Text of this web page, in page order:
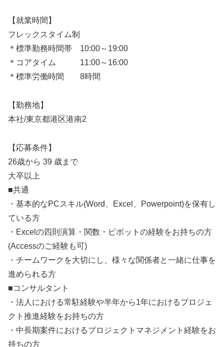
【就業時間】
フレックスタイム制
＊標準勤務時間帯 10:00～19:00
＊コアタイム 11:00～16:00
＊標準労働時間 8時間
【勤務地】
本社/東京都港区港南2
【応募条件】
26歳から 39 歳まで
大卒以上
■共通
・基本的なPCスキル(Word、Excel、Powerpoint)を保有し
ている方
・Excelの四則演算・関数・ピボットの経験をお持ちの方
(Accessのご経験も可)
・チームワークを大切にし、様々な関係者と一緒に仕事を
進められる方
■コンサルタント
・法人における常駐経験や半年から1年におけるプロジェ
クト推進経験をお持ちの方
・中長期案件におけるプロジェクトマネジメント経験をお
持ちの方